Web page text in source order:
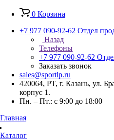
0 Корзина
+7 977 090-92-62 Отдел
Назад
Телефоны
+7 977 090-92-62
Заказать звонок
sales@sportlp.ru
420064, PT, г. Казань, ул.
корпус 1.
Пн. – Пт.: с 9:00 до 18:00
Главная
Каталог